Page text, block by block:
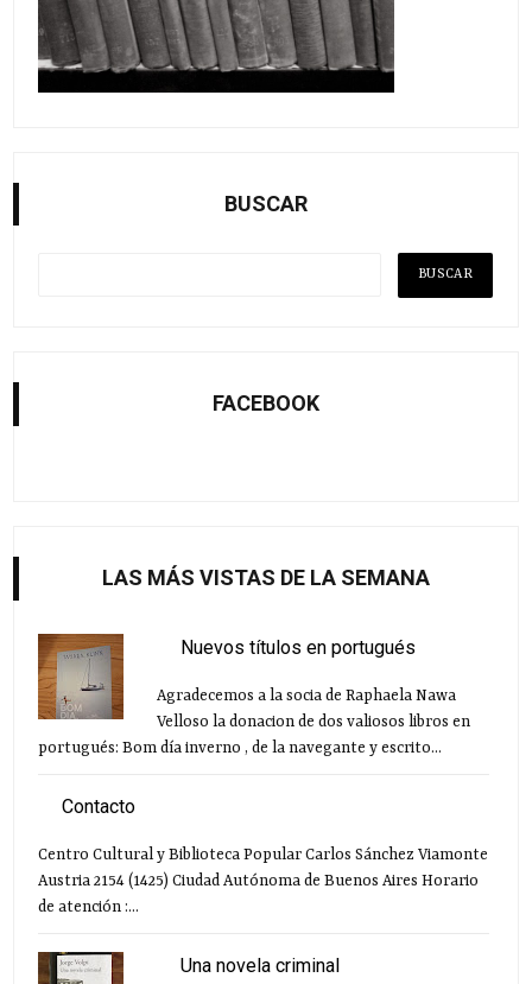
BUSCAR
FACEBOOK
LAS MÁS VISTAS DE LA SEMANA
Nuevos títulos en portugués
Agradecemos a la socia de Raphaela Nawa
Velloso la donacion de dos valiosos libros en
portugués: Bom día inverno , de la navegante y escrito...
Contacto
Centro Cultural y Biblioteca Popular Carlos Sánchez Viamonte
Austria 2154 (1425) Ciudad Autónoma de Buenos Aires Horario
de atención :...
Una novela criminal